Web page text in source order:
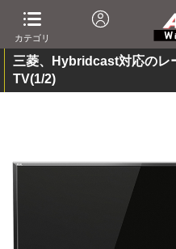
カテゴリ
三菱、Hybridcast対応のレ
TV(1/2)